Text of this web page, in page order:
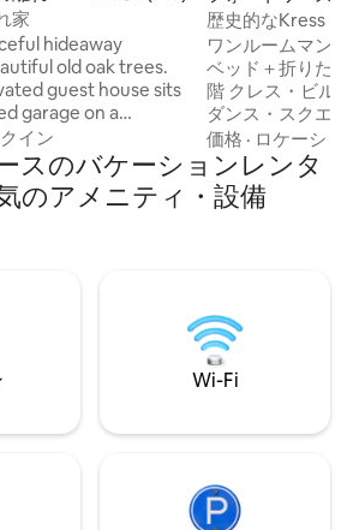
家
hideaway
old oak trees.
guest house sits
garage on a
a quiet and
plenty of outdoor
the home
a quick 20-
イン
ン・アパート
歴史的なKress
ア、フォートワー
ワンルームマンシ
ベッド＋折りたた
階 クレス・ビル
ダンス・スクエア
ワンルームマンシ
なく、実際にそ
す。フォートワ
心部に位置し、
ーマンス・ホール
ンまで徒歩で行け
ケーションにある
デザインされたお
価格 · ロケーショ
スのバケーションレンタ
のアメニティ・設備
Wi-Fi